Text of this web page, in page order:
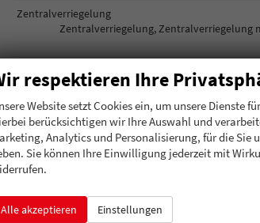
Zentralverriegelung
Zentralverriegelung, Zentralverriegelung
Außen
Dachausführung
Herstellerpaket
Scheiben, Verglasung
Räder & Technik
respektieren Ihre
Website setzt Cookies ein, um unsere Dienste
berücksichtigen wir Ihre Auswahl und
Analytics und Personalisierung, für die Sie
Sie können Ihre Einwilligung jederzeit mit
Alle akzeptieren Einstellungen